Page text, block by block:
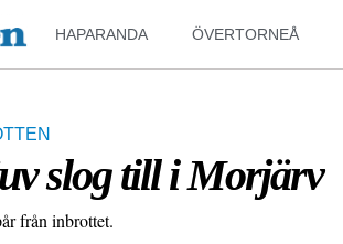
HAPARANDA ÖVERTORNEÅ
slog till i Morjärv
från inbrottet.